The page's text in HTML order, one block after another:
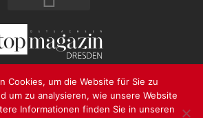
Verlag & Werbeagentur GmbH • Bautzner
62 • 01324 Dresden
Cookies, um die Website für Sie zu
um zu analysieren, wie unsere Website
Informationen finden Sie in unseren